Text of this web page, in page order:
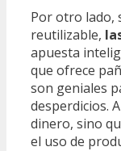
Por otro lado,
reutilizable,
apuesta
que ofrece
son geniales
desperdicios.
dinero, sino
el uso de